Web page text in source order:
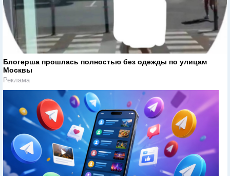
Блогерша прошлась полностью без одежды по улицам
Москвы
Реклама